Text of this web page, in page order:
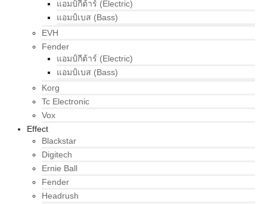
แอมป์กีต้าร์ (Electric)
แอมป์เบส (Bass)
EVH
Fender
แอมป์กีต้าร์ (Electric)
แอมป์เบส (Bass)
Korg
Tc Electronic
Vox
Effect
Blackstar
Digitech
Ernie Ball
Fender
Headrush